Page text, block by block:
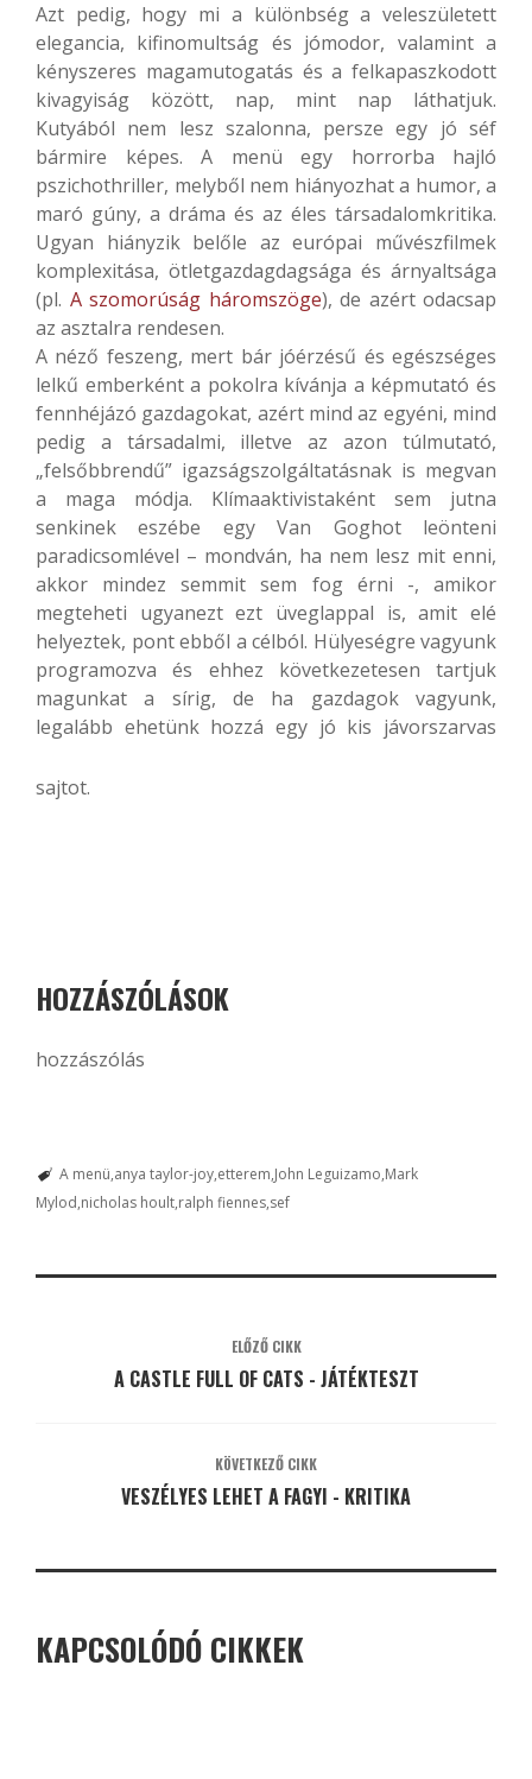
Azt pedig, hogy mi a különbség a veleszületett
elegancia, kifinomultság és jómodor, valamint a
kényszeres magamutogatás és a felkapaszkodott
kivagyiság között, nap, mint nap láthatjuk.
Kutyából nem lesz szalonna, persze egy jó séf
bármire képes. A menü egy horrorba hajló
pszichothriller, melyből nem hiányozhat a humor, a
maró gúny, a dráma és az éles társadalomkritika.
Ugyan hiányzik belőle az európai művészfilmek
komplexitása, ötletgazdagdagsága és árnyaltsága
(pl. A szomorúság háromszöge), de azért odacsap
az asztalra rendesen.
A néző feszeng, mert bár jóérzésű és egészséges
lelkű emberként a pokolra kívánja a képmutató és
fennhéjázó gazdagokat, azért mind az egyéni, mind
pedig a társadalmi, illetve az azon túlmutató,
„felsőbbrendű” igazságszolgáltatásnak is megvan
a maga módja. Klímaaktivistaként sem jutna
senkinek eszébe egy Van Goghot leönteni
paradicsomlével – mondván, ha nem lesz mit enni,
akkor mindez semmit sem fog érni -, amikor
megteheti ugyanezt ezt üveglappal is, amit elé
helyeztek, pont ebből a célból. Hülyeségre vagyunk
programozva és ehhez következetesen tartjuk
magunkat a sírig, de ha gazdagok vagyunk,
legalább ehetünk hozzá egy jó kis jávorszarvas
sajtot.
HOZZÁSZÓLÁSOK
hozzászólás
A menü anya taylor-joy etterem John Leguizamo Mark
Mylod nicholas hoult ralph fiennes sef
ELŐZŐ CIKK
A CASTLE FULL OF CATS - JÁTÉKTESZT
KÖVETKEZŐ CIKK
VESZÉLYES LEHET A FAGYI - KRITIKA
KAPCSOLÓDÓ CIKKEK